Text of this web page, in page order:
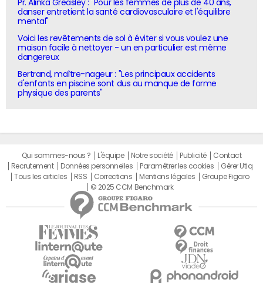
Pr. Alinka Greasley : "Pour les femmes de plus de 40 ans,
danser entretient la santé cardiovasculaire et l'équilibre
mental"
Voici les revêtements de sol à éviter si vous voulez une
maison facile à nettoyer - un en particulier est même
dangereux
Bertrand, maître-nageur : "Les principaux accidents
d'enfants en piscine sont dus au manque de forme
physique des parents"
Qui sommes-nous ? L'équipe Notre société Publicité
Contact
Recrutement
Données personnelles Paramétrer les cookies
Gérer Utiq
Tous les articles
RSS Corrections Mentions légales
Groupe Figaro
© 2025 CCM Benchmark